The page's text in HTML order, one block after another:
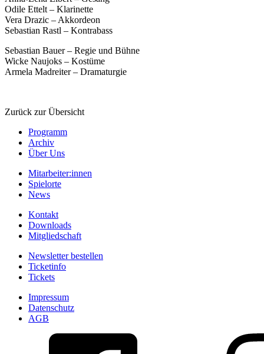
Odile Ettelt – Klarinette
Vera Drazic – Akkordeon
Sebastian Rastl – Kontrabass
Sebastian Bauer – Regie und Bühne
Wicke Naujoks – Kostüme
Armela Madreiter – Dramaturgie
Zurück zur Übersicht
Programm
Archiv
Über Uns
Mitarbeiter:innen
Spielorte
News
Kontakt
Downloads
Mitgliedschaft
Newsletter bestellen
Ticketinfo
Tickets
Impressum
Datenschutz
AGB